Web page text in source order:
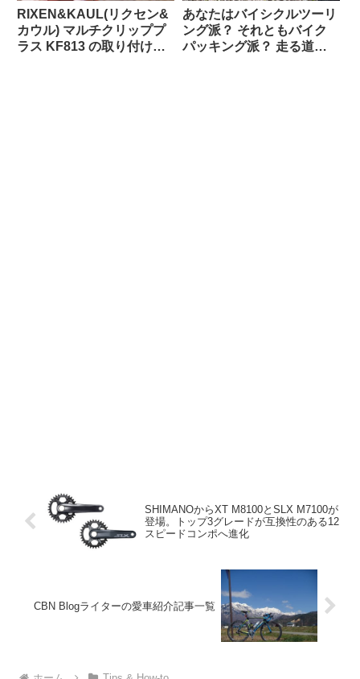
RIXEN&KAUL(リクセン&
カウル) マルチクリッププ
ラス KF813 の取り付け方
あなたはバイシクルツーリ
ング派？ それともバイク
パッキング派？ 走る道の
SHIMANOからXT M8100とSLX M7100が
登場。トップ3グレードが互換性のある12
スピードコンポへ進化
CBN Blogライターの愛車紹介記事一覧